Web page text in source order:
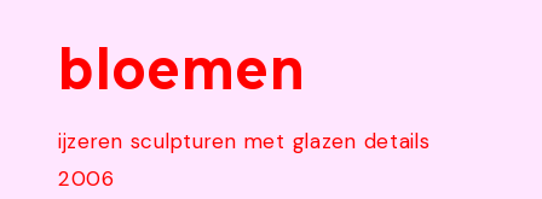
bloemen
ijzeren sculpturen met glazen details
2006